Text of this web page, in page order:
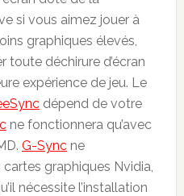
si vous aimez jouer à
graphiques élevés,
toute déchirure d’écran
expérience de jeu. Le
dépend de votre
ne fonctionnera qu’avec
G-Syncne
graphiques Nvidia,
nécessite l’installation